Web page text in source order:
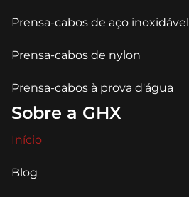
Prensa-cabos de aço inoxidável
Prensa-cabos de nylon
Prensa-cabos à prova d'água
Sobre a GHX
Início
Blog